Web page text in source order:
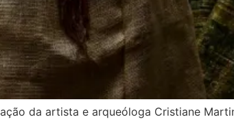
da artista e arqueóloga Cristiane